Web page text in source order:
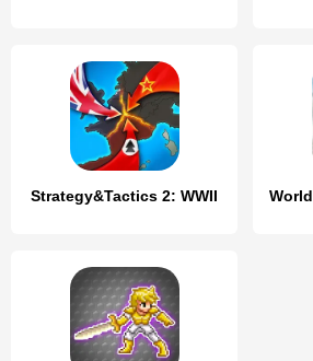
Strategy&Tactics 2: WWII